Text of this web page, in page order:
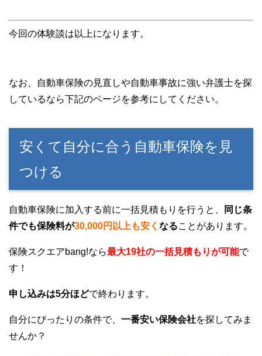
今回の体験談は以上になります。
なお、自動車保険の見直しや自動車事故に強い弁護士を探
しているなら下記のページを参考にしてください。
安くて自分に合う自動車保険を見
つける
自動車保険に加入する前に一括見積もりを行うと、
同じ条
件でも保険料が30,000円以上も安く なることがあります。
保険スクエアbang!なら最大19社の一括見積もりが可能で
す！
申し込みは5分ほどで終わります。
自分にぴったりの条件で、 一番安い保険会社を探してみま
せんか？